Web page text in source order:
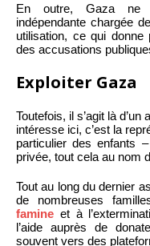
En outre, Gaza ne
indépendante chargée
utilisation, ce qui
des accusations
Exploiter Gaza
Toutefois, il s’agit là
intéresse ici, c’est la
particulier des enfants
privée, tout cela au nom
Tout au long du dernier
de nombreuses
famine et à
l’aide auprès de
souvent vers des